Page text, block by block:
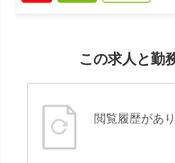
この求人と勤
閲覧履歴があ